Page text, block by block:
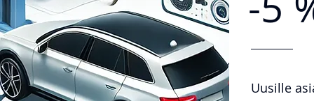
Uusille